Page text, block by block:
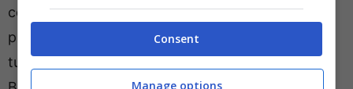
contro il Pisa con l’esterno dell’Ecuador che
proverà a mettersi a disposizione di Allegri con
tutta calma considerato il fatto che Davide
Consent
Manage options